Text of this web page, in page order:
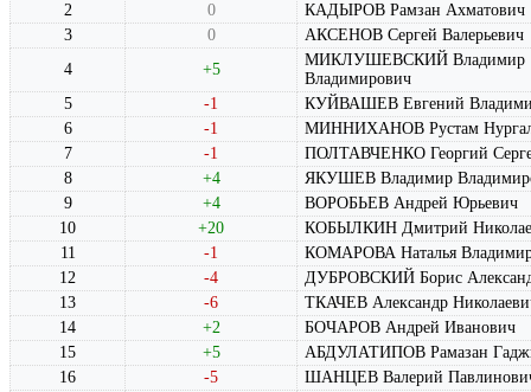
2
0
КАДЫРОВ Рамзан Ахматович
3
0
АКСЕНОВ Сергей Валерьевич
4
+5
МИКЛУШЕВСКИЙ Владимир
Владимирович
5
-1
КУЙВАШЕВ Евгений
6
-1
МИННИХАНОВ Рустам
7
-1
ПОЛТАВЧЕНКО Георгий
8
+4
ЯКУШЕВ Владимир
9
+4
ВОРОБЬЕВ Андрей Юрьевич
10
+20
КОБЫЛКИН Дмитрий
11
-1
КОМАРОВА Наталья
12
-4
ДУБРОВСКИЙ Борис
13
-6
ТКАЧЕВ Александр
14
+2
БОЧАРОВ Андрей Иванович
15
+5
АБДУЛАТИПОВ Рамазан
16
-5
ШАНЦЕВ Валерий